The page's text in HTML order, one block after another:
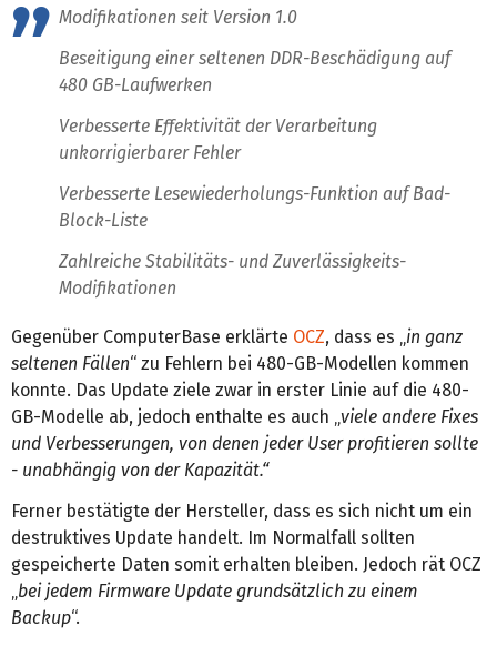
Modifikationen seit Version 1.0
Beseitigung einer seltenen DDR-Beschädigung auf
480 GB-Laufwerken
Verbesserte Effektivität der Verarbeitung
unkorrigierbarer Fehler
Verbesserte Lesewiederholungs-Funktion auf Bad-
Block-Liste
Zahlreiche Stabilitäts- und Zuverlässigkeits-
Modifikationen
Gegenüber ComputerBase erklärte OCZ, dass es „ in ganz
seltenen Fällen“ zu Fehlern bei 480-GB-Modellen kommen
konnte. Das Update ziele zwar in erster Linie auf die 480-
GB-Modelle ab, jedoch enthalte es auch „ viele andere Fixes
und Verbesserungen, von denen jeder User profitieren sollte
- unabhängig von der Kapazität.“
Ferner bestätigte der Hersteller, dass es sich nicht um ein
destruktives Update handelt. Im Normalfall sollten
gespeicherte Daten somit erhalten bleiben. Jedoch rät OCZ
bei jedem Firmware Update grundsätzlich zu einem
Backup“.